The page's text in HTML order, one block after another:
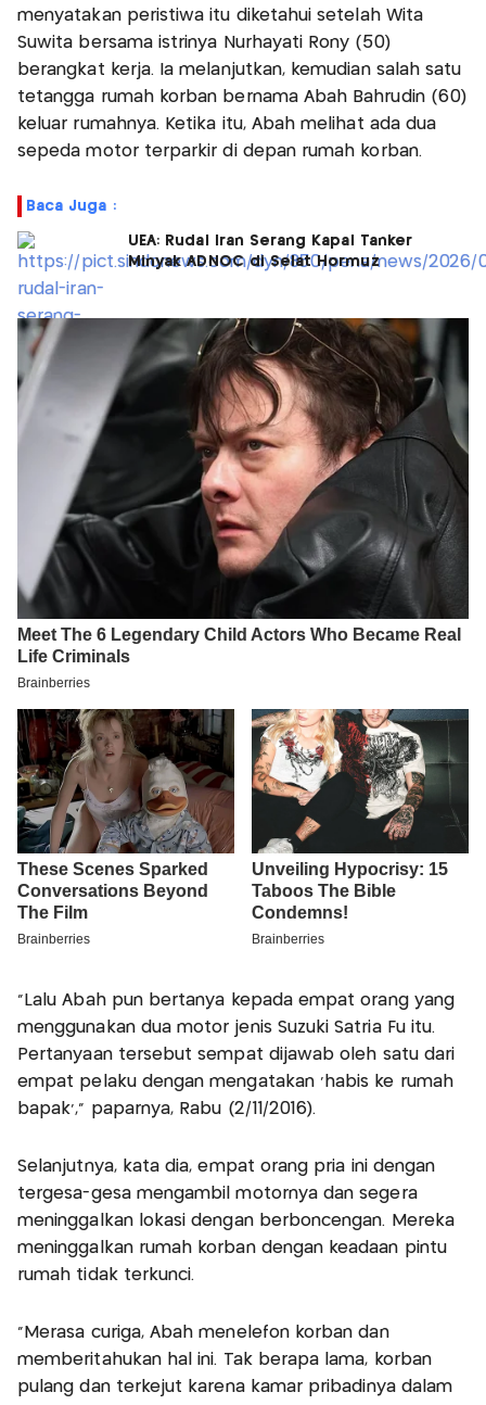
menyatakan peristiwa itu diketahui setelah Wita
Suwita bersama istrinya Nurhayati Rony (50)
berangkat kerja. Ia melanjutkan, kemudian salah satu
tetangga rumah korban bernama Abah Bahrudin (60)
keluar rumahnya. Ketika itu, Abah melihat ada dua
sepeda motor terparkir di depan rumah korban.
Baca Juga :
UEA: Rudal Iran Serang Kapal Tanker
Minyak ADNOC di Selat Hormuz
"Lalu Abah pun bertanya kepada empat orang yang
menggunakan dua motor jenis Suzuki Satria Fu itu.
Pertanyaan tersebut sempat dijawab oleh satu dari
empat pelaku dengan mengatakan 'habis ke rumah
bapak'," paparnya, Rabu (2/11/2016).
Selanjutnya, kata dia, empat orang pria ini dengan
tergesa-gesa mengambil motornya dan segera
meninggalkan lokasi dengan berboncengan. Mereka
meninggalkan rumah korban dengan keadaan pintu
rumah tidak terkunci.
"Merasa curiga, Abah menelefon korban dan
memberitahukan hal ini. Tak berapa lama, korban
pulang dan terkejut karena kamar pribadinya dalam